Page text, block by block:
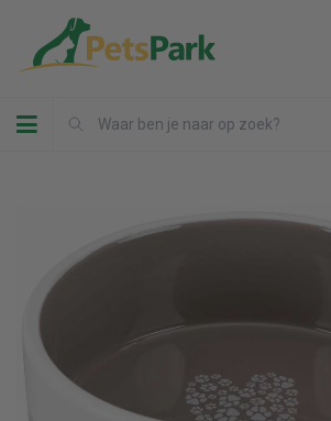
Toggle navigation
Uw winkelwagen